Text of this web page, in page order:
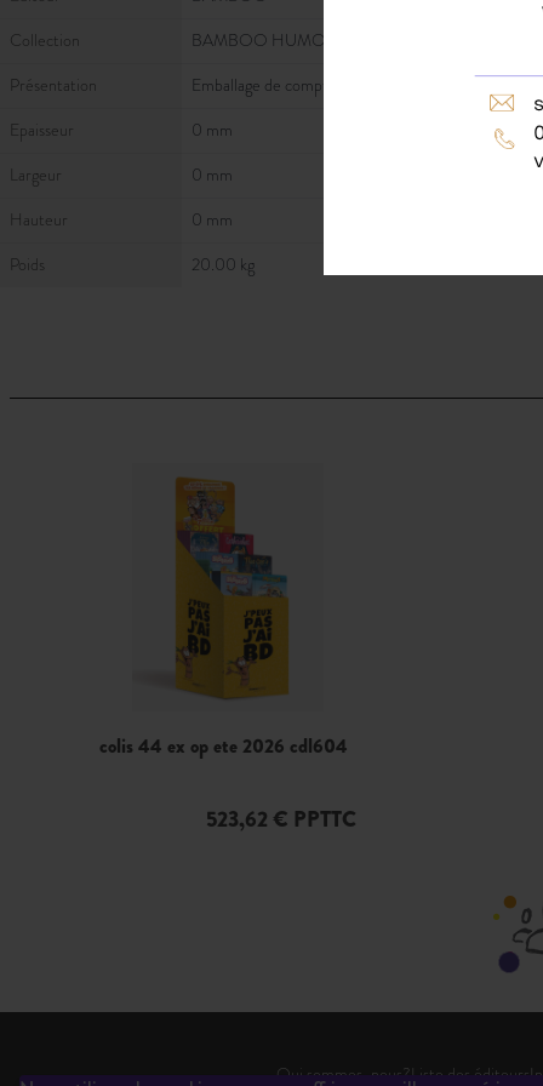
Collection
BAMBOO HUMOUR
Présentation
Emballage de comptoir – rempli
Epaisseur
0 mm
Largeur
0 mm
Hauteur
0 mm
Poids
20.00 kg
colis 44 ex op ete 2026 cdl604
523,62 € PPTTC
Qui sommes-nous?Liste des éditeurs